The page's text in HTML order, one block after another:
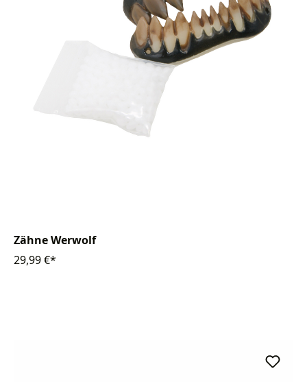
Zähne Werwolf
29,99 €*